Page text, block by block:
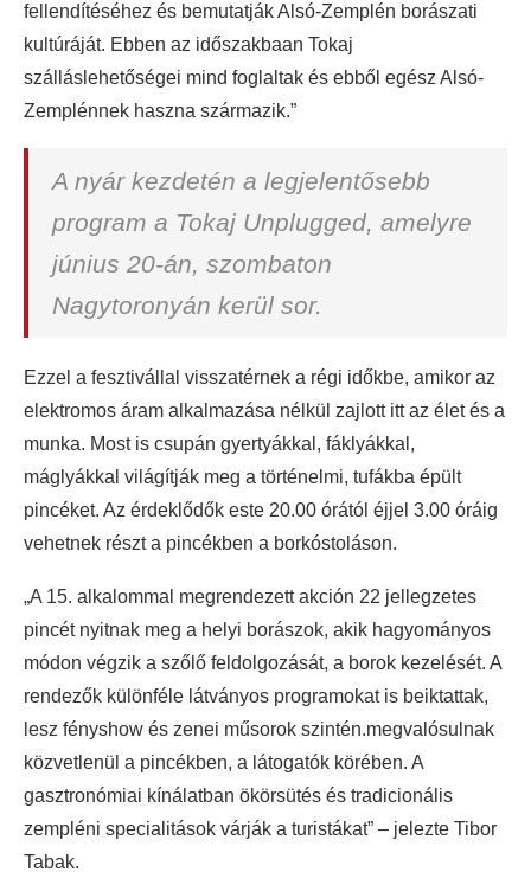
fellendítéséhez és bemutatják Alsó-Zemplén borászati
kultúráját. Ebben az időszakbaan Tokaj
szálláslehetőségei mind foglaltak és ebből egész Alsó-
Zemplénnek haszna származik.”
A nyár kezdetén a legjelentősebb
program a Tokaj Unplugged, amelyre
június 20-án, szombaton
Nagytoronyán kerül sor.
Ezzel a fesztivállal visszatérnek a régi időkbe, amikor az
elektromos áram alkalmazása nélkül zajlott itt az élet és a
munka. Most is csupán gyertyákkal, fáklyákkal,
máglyákkal világítják meg a történelmi, tufákba épült
pincéket. Az érdeklődők este 20.00 órától éjjel 3.00 óráig
vehetnek részt a pincékben a borkóstoláson.
„A 15. alkalommal megrendezett akción 22 jellegzetes
pincét nyitnak meg a helyi borászok, akik hagyományos
módon végzik a szőlő feldolgozását, a borok kezelését. A
rendezők különféle látványos programokat is beiktattak,
lesz fényshow és zenei műsorok szintén.megvalósulnak
közvetlenül a pincékben, a látogatók körében. A
gasztronómiai kínálatban ökörsütés és tradicionális
zempléni specialitások várják a turistákat” – jelezte Tibor
Tabak.